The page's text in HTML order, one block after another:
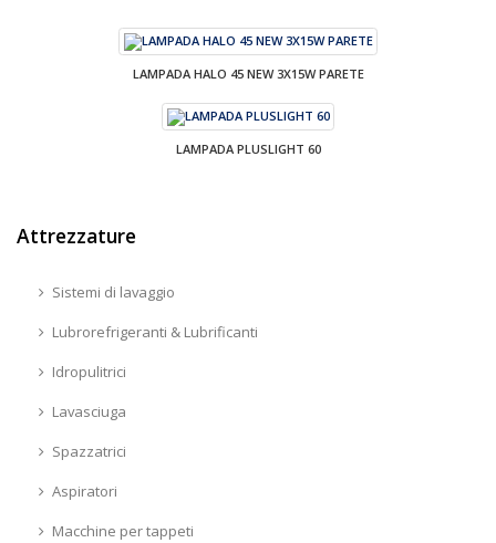
LAMPADA HALO 45 NEW 3X15W PARETE
LAMPADA PLUSLIGHT 60
Attrezzature
Sistemi di lavaggio
Lubrorefrigeranti & Lubrificanti
Idropulitrici
Lavasciuga
Spazzatrici
Aspiratori
Macchine per tappeti